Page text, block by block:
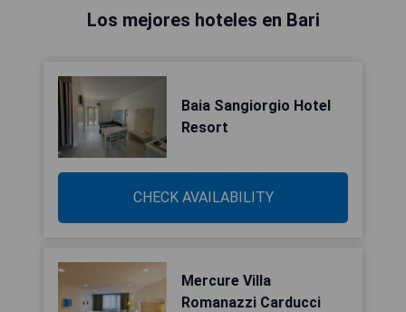
Los mejores hoteles en Bari
Baia Sangiorgio Hotel
Resort
CHECK AVAILABILITY
Mercure Villa
Romanazzi Carducci